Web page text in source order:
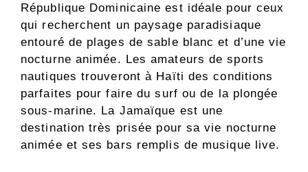
République Dominicaine est idéale pour ceux
qui recherchent un paysage paradisiaque
entouré de plages de sable blanc et d’une vie
nocturne animée. Les amateurs de sports
nautiques trouveront à Haïti des conditions
parfaites pour faire du surf ou de la plongée
sous-marine. La Jamaïque est une
destination très prisée pour sa vie nocturne
animée et ses bars remplis de musique live.